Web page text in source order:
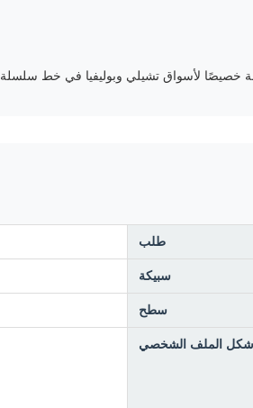
5000. توفر هذه التشكيلات المقاومة للتآكل أداءً فائقًا ومتانة لمختلف التطبيقات المعمارية.
طلب
سبيكة
سطح
شكل الملف الشخصي